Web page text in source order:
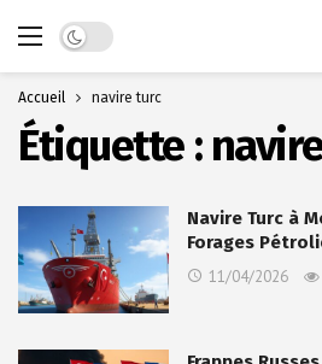
Dark mode
Accueil navire turc
Étiquette :
Navire Turc à
Forages
11/04/2026